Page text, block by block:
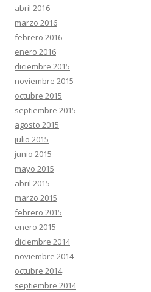
abril 2016
marzo 2016
febrero 2016
enero 2016
diciembre 2015
noviembre 2015
octubre 2015
septiembre 2015
agosto 2015
julio 2015
junio 2015
mayo 2015
abril 2015
marzo 2015
febrero 2015
enero 2015
diciembre 2014
noviembre 2014
octubre 2014
septiembre 2014